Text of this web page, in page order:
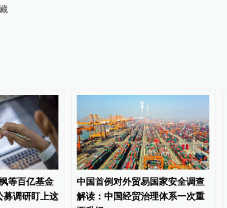
等百亿基金
募调研盯上这
中国首例对外贸易国家安全调查
解读：中国经贸治理体系一次重